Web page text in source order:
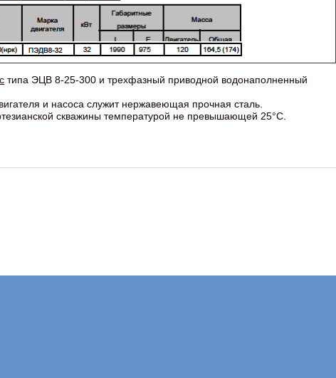
типа ЭЦВ 8-25-300 и трехфазный приводной водонаполненный
и насоса служит нержавеющая прочная сталь.
скважины температурой не превышающей 25°C.